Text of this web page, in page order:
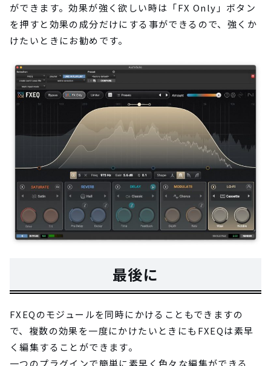
ができます。効果が強く欲しい時は「FX Only」ボタン
を押すと効果の成分だけにする事ができるので、強くか
けたいときにお勧めです。
最後に
FXEQのモジュールを同時にかけることもできますの
で、複数の効果を一度にかけたいときにもFXEQは素早
く編集することができます。
一つのプラグインで簡単に素早く色々な編集ができる